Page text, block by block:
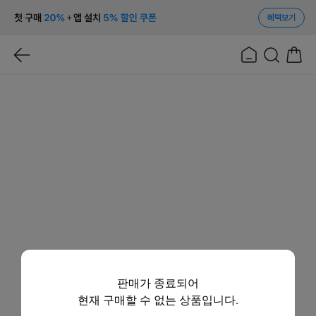
혜택보기
판매가 종료되어
현재 구매할 수 없는 상품입니다.